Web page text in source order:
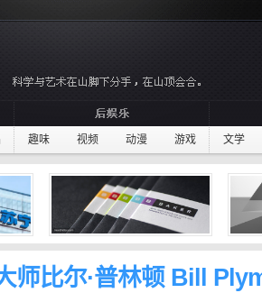
趣味 视频 动漫 游戏 文学
师比尔·普林顿 Bill